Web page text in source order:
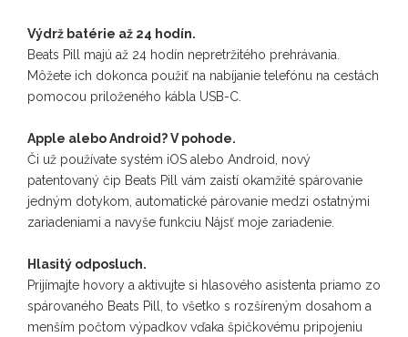
Výdrž batérie až 24 hodín.
Beats Pill majú až 24 hodín nepretržitého prehrávania.
Môžete ich dokonca použiť na nabíjanie telefónu na cestách
pomocou priloženého kábla USB-C.
Apple alebo Android? V pohode.
Či už používate systém iOS alebo Android, nový
patentovaný čip Beats Pill vám zaistí okamžité spárovanie
jedným dotykom, automatické párovanie medzi ostatnými
zariadeniami a navyše funkciu Nájsť moje zariadenie.
Hlasitý odposluch.
Prijímajte hovory a aktivujte si hlasového asistenta priamo zo
spárovaného Beats Pill, to všetko s rozšíreným dosahom a
menším počtom výpadkov vďaka špičkovému pripojeniu